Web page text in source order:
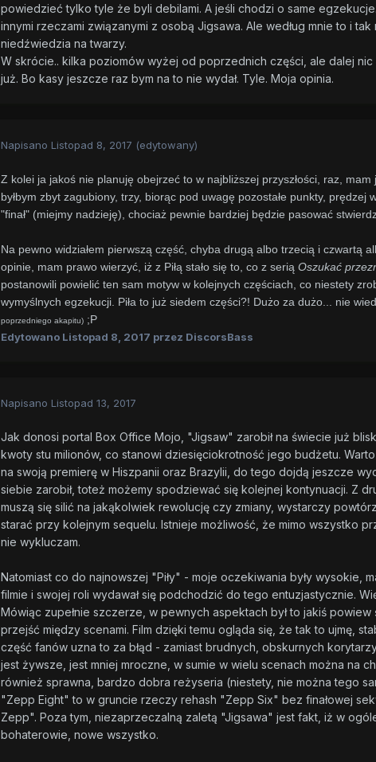
powiedzieć tylko tyle że byli debilami. A jeśli chodzi o same
innymi rzeczami związanymi z osobą Jigsawa. Ale według mnie to i
niedźwiedzia na twarzy.
W skrócie.. kilka poziomów wyżej od poprzednich części, ale dalej
już. Bo kasy jeszcze raz bym na to nie wydał. Tyle. Moja opinia.
Napisano Listopad 8, 2017 (edytowany)
Z kolei ja jakoś nie planuję obejrzeć to w najbliższej przyszłości, raz,
byłbym zbyt zagubiony, trzy, biorąc pod uwagę pozostałe punkty,
"finał" (miejmy nadzieję), chociaż pewnie bardziej będzie pasować
Na pewno widziałem pierwszą część, chyba drugą albo trzecią i czwartą
opinie, mam prawo wierzyć, iż z Piłą stało się to, co z serią Oszukać
postanowili powielić ten sam motyw w kolejnych częściach, co niestety
wymyślnych egzekucji. Piła to już siedem części?! Dużo za dużo... nie
poprzedniego akapitu);P
Edytowano Listopad 8, 2017 przez DiscorsBass
Napisano Listopad 13, 2017
Jak donosi portal Box Office Mojo, "Jigsaw" zarobił na świecie już
kwoty stu milionów, co stanowi dziesięciokrotność jego budżetu.
na swoją premierę w Hiszpanii oraz Brazylii, do tego dojdą jeszcze
siebie zarobił, toteż możemy spodziewać się kolejnej kontynuacji. Z
muszą się silić na jakąkolwiek rewolucję czy zmiany, wystarczy
starać przy kolejnym sequelu. Istnieje możliwość, że mimo wszystko
nie wykluczam.
Natomiast co do najnowszej "Piły" - moje oczekiwania były wysokie,
filmie i swojej roli wydawał się podchodzić do tego entuzjastycznie.
Mówiąc zupełnie szczerze, w pewnych aspektach był to jakiś
przejść między scenami. Film dzięki temu ogląda się, że tak to ujmę,
część fanów uzna to za błąd - zamiast brudnych, obskurnych
jest żywsze, jest mniej mroczne, w sumie w wielu scenach można na
również sprawna, bardzo dobra reżyseria (niestety, nie można tego
"Zepp Eight" to w gruncie rzeczy rehash "Zepp Six" bez finałowej
Zepp". Poza tym, niezaprzeczalną zaletą "Jigsawa" jest fakt, iż w
bohaterowie, nowe wszystko.